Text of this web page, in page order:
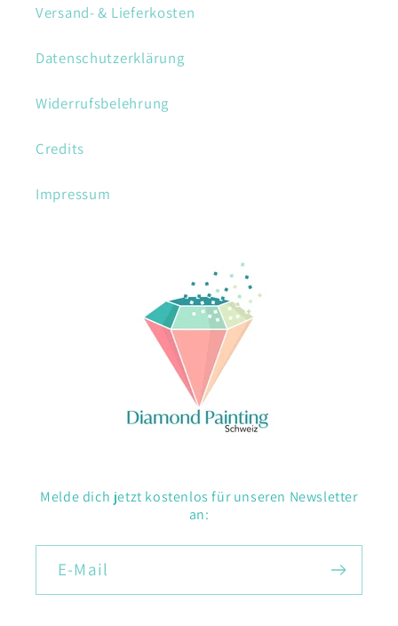
Versand- & Lieferkosten
Datenschutzerklärung
Widerrufsbelehrung
Credits
Impressum
Melde dich jetzt kostenlos für unseren Newsletter
an:
E-Mail